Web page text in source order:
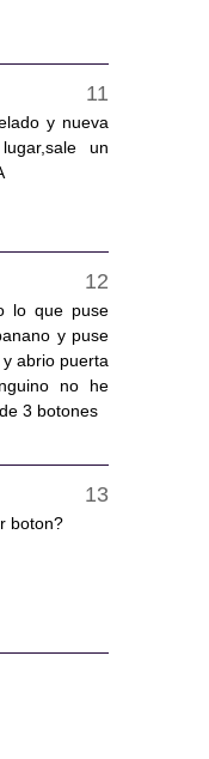
y nueva
un
lo que puse
y puse
abrio puerta
no he
3 botones
boton?